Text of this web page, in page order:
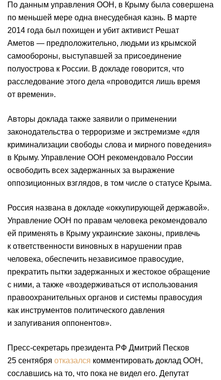
По данным управления ООН, в Крыму была совершена
по меньшей мере одна внесудебная казнь. В марте
2014 года был похищен и убит активист Решат
Аметов — предположительно, людьми из крымской
самообороны, выступавшей за присоединение
полуострова к России. В докладе говорится, что
расследование этого дела «проводится лишь время
от времени».
Авторы доклада также заявили о применении
законодательства о терроризме и экстремизме «для
криминализации свободы слова и мирного поведения»
в Крыму. Управление ООН рекомендовало России
освободить всех задержанных за выражение
оппозиционных взглядов, в том числе о статусе Крыма.
Россия названа в докладе «оккупирующей державой».
Управление ООН по правам человека рекомендовало
ей применять в Крыму украинские законы, привлечь
к ответственности виновных в нарушении прав
человека, обеспечить независимое правосудие,
прекратить пытки задержанных и жестокое обращение
с ними, а также «воздерживаться от использования
правоохранительных органов и системы правосудия
как инструментов политического давления
и запугивания оппонентов».
Пресс-секретарь президента РФ Дмитрий Песков
25 сентября отказался комментировать доклад ООН,
сославшись на то, что пока не видел его. Депутат